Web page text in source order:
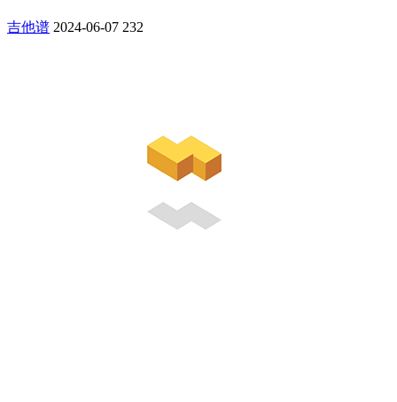
吉他谱 2024-06-07 232